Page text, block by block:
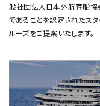
般社団法人日本外航客船協
であることを認定されたスタ
ルーズをご提案いたします。